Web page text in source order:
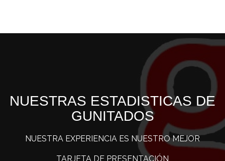
NUESTRAS ESTADISTICAS DE
GUNITADOS
NUESTRA EXPERIENCIA ES NUESTRO MEJOR
TARJETA DE PRESENTACIÓN